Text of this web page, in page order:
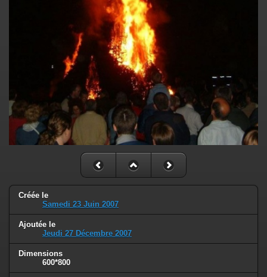
Créée le
Samedi 23 Juin 2007
Ajoutée le
Jeudi 27 Décembre 2007
Dimensions
600*800